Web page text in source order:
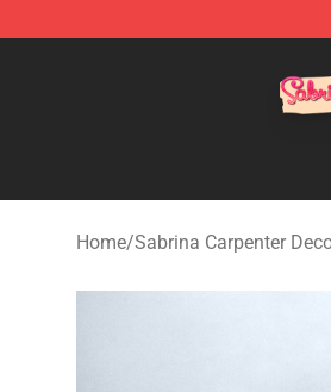
Home/Sabrina Carpenter